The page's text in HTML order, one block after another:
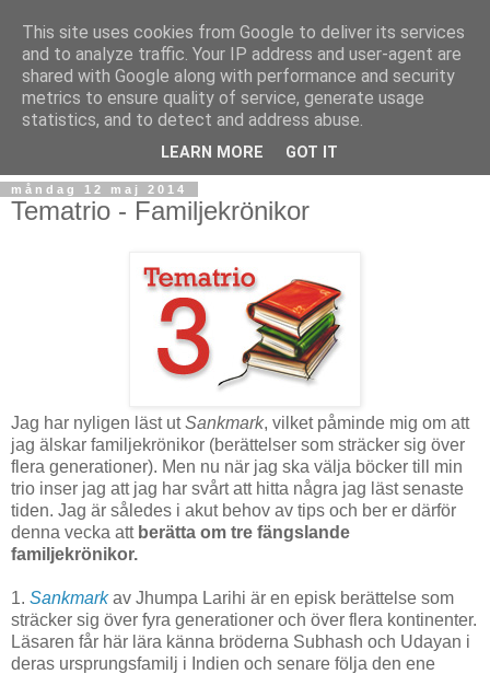
måndag 12 maj 2014
Tematrio - Familjekrönikor
Jag har nyligen läst utSankmark, vilket påminde mig om att
jag älskar familjekrönikor (berättelser som sträcker sig över
flera generationer). Men nu när jag ska välja böcker till min
trio inser jag att jag har svårt att hitta några jag läst senaste
tiden. Jag är således i akut behov av tips och ber er därför
denna vecka att berätta om tre fängslande
familjekrönikor.
1. Sankmarkav Jhumpa Larihi är en episk berättelse som
sträcker sig över fyra generationer och över flera kontinenter.
Läsaren får här lära känna bröderna Subhash och Udayan i
deras ursprungsfamilj i Indien och senare följa den ene
This site uses cookies from Google to deliver its services
and to analyze traffic. Your IP address and user-agent are
shared with Google along with performance and security
metrics to ensure quality of service, generate usage
statistics, and to detect and address abuse.
LEARN MORE GOT IT